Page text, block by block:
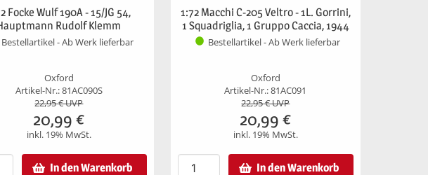
Focke Wulf 190A - 15/JG 54,
Rudolf Klemm
Bestellartikel - Ab Werk lieferbar
Oxford
Artikel-Nr.: 81AC090S
22,95€ UVP
20,99 €
inkl. 19% MwSt.
In den Warenkorb
1:72 Macchi C-205 Veltro - 1L. Gorrini,
1 Squadriglia, 1 Gruppo Caccia, 1944
Bestellartikel - Ab Werk lieferbar
Oxford
Artikel-Nr.: 81AC091
22,95€ UVP
20,99 €
inkl. 19% MwSt.
In den Warenkorb